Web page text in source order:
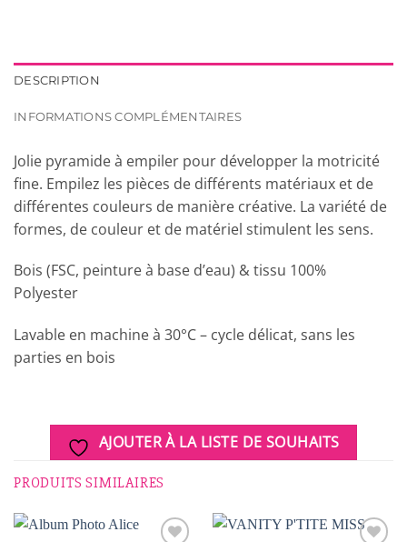
DESCRIPTION
INFORMATIONS COMPLÉMENTAIRES
Jolie pyramide à empiler pour développer la motricité
fine. Empilez les pièces de différents matériaux et de
différentes couleurs de manière créative. La variété de
formes, de couleur et de matériel stimulent les sens.
Bois (FSC, peinture à base d’eau) & tissu 100%
Polyester
Lavable en machine à 30°C – cycle délicat, sans les
parties en bois
AJOUTER À LA LISTE DE SOUHAITS
PRODUITS SIMILAIRES